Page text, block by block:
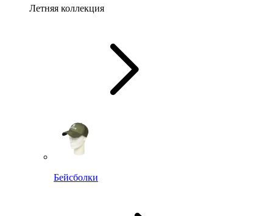
Летняя коллекция
Бейсболки